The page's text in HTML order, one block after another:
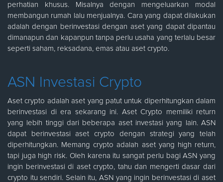
perhatian khusus. Misalnya dengan mengeluarkan modal
membangun rumah lalu menjualnya. Cara yang dapat dilakukan
adalah dengan berinvestasi dengan aset yang dapat dipantau
dimanapun dan kapanpun tanpa perlu usaha yang terlalu besar
seperti saham, reksadana, emas atau aset crypto.
ASN Investasi Crypto
Aset crypto adalah aset yang patut untuk diperhitungkan dalam
berinvestasi di era sekarang ini. Aset Crypto memiliki return
yang lebih tinggi dari beberapa aset investasi yang lain. ASN
dapat berinvestasi aset crypto dengan strategi yang telah
diperhitungkan. Memang crypto adalah aset yang high return,
tapi juga high risk. Oleh karena itu sangat perlu bagi ASN yang
ingin berinvestasi di aset crypto, tahu dan mengerti dasar dari
crypto itu sendiri. Selain itu, ASN yang ingin berinvestasi di aset